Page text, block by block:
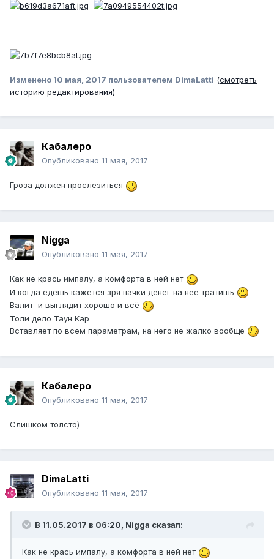
Изменено 10 мая, 2017 пользователем DimaLatti (смотреть
историю редактирования)
Кабалеро
Опубликовано 11 мая, 2017
Гроза должен прослезиться
Nigga
Опубликовано 11 мая, 2017
Как не крась импалу, а комфорта в ней нет
И когда едешь кажется зря пачки денег на нее тратишь
Валит и выглядит хорошо и всё
Толи дело Таун Кар
Вставляет по всем параметрам, на него не жалко вообще
Кабалеро
Опубликовано 11 мая, 2017
Слишком толсто)
DimaLatti
Опубликовано 11 мая, 2017
В 11.05.2017 в 06:20, Nigga сказал:
Как не крась импалу, а комфорта в ней нет